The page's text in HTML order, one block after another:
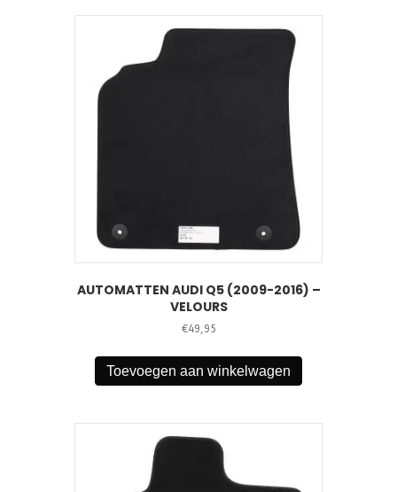
AUTOMATTEN AUDI Q5 (2009-2016) –
VELOURS
€49,95
Toevoegen aan winkelwagen